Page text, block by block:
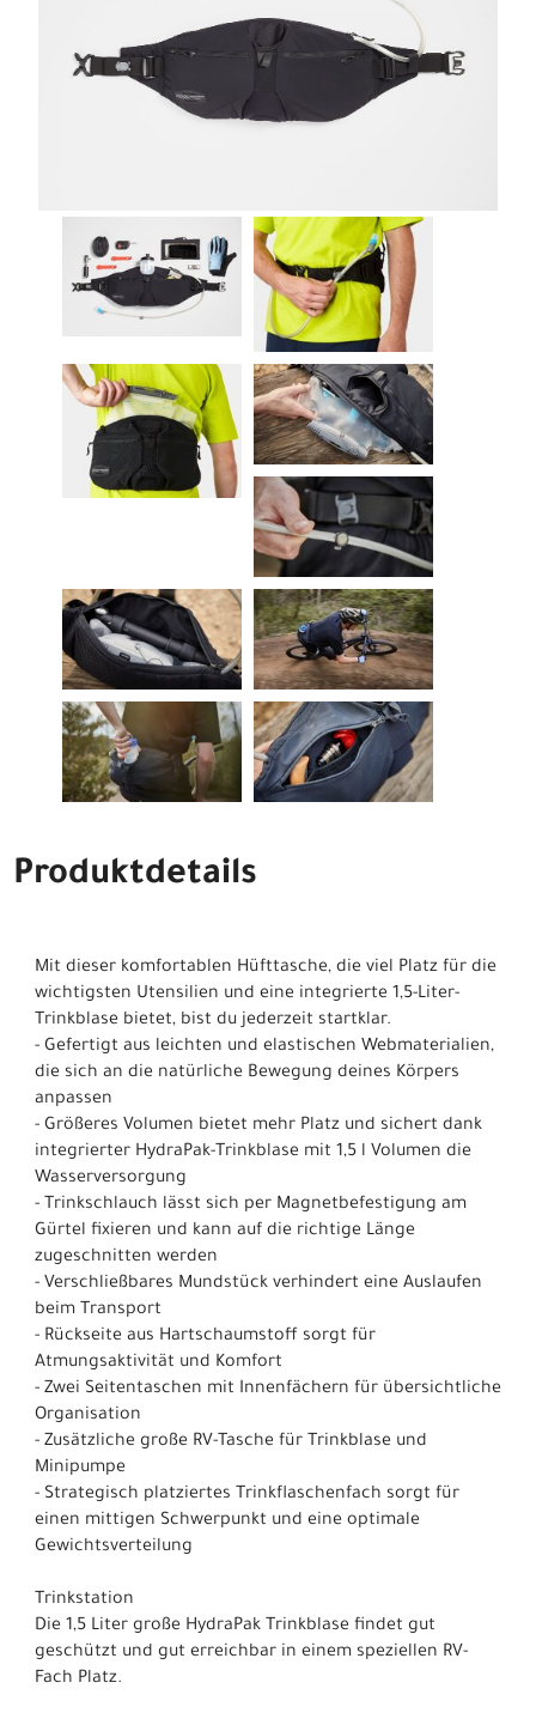
Produktdetails
Mit dieser komfortablen Hüfttasche, die viel Platz für die
wichtigsten Utensilien und eine integrierte 1,5-Liter-
Trinkblase bietet, bist du jederzeit startklar.
- Gefertigt aus leichten und elastischen Webmaterialien,
die sich an die natürliche Bewegung deines Körpers
anpassen
- Größeres Volumen bietet mehr Platz und sichert dank
integrierter HydraPak-Trinkblase mit 1,5 l Volumen die
Wasserversorgung
- Trinkschlauch lässt sich per Magnetbefestigung am
Gürtel fixieren und kann auf die richtige Länge
zugeschnitten werden
- Verschließbares Mundstück verhindert eine Auslaufen
beim Transport
- Rückseite aus Hartschaumstoff sorgt für
Atmungsaktivität und Komfort
- Zwei Seitentaschen mit Innenfächern für übersichtliche
Organisation
- Zusätzliche große RV-Tasche für Trinkblase und
Minipumpe
- Strategisch platziertes Trinkflaschenfach sorgt für
einen mittigen Schwerpunkt und eine optimale
Gewichtsverteilung
Trinkstation
Die 1,5 Liter große HydraPak Trinkblase findet gut
geschützt und gut erreichbar in einem speziellen RV-
Fach Platz.